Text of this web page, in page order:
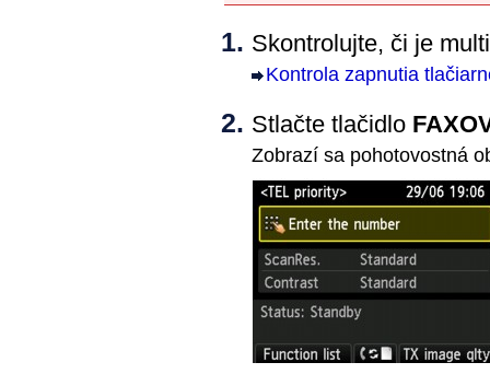
Skontrolujte, či je
Kontrola zapnutia
Stlačte tlačidlo
Zobrazí sa pohotovostná